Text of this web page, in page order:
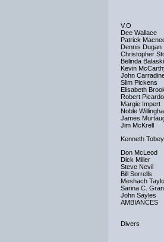
V.O
Dee Wallace
Patrick
Dennis Dugan
Christopher
Belinda Balaski
Kevin
John
Slim Pickens
Elisabeth
Robert Picardo
Margie Impert
Noble
James
Jim McKrell
Kenneth Tobey
Don McLeod
Dick Miller
Steve Nevil
Bill Sorrells
Meshach
Sarina C.
John Sayles
AMBIANCES
Divers